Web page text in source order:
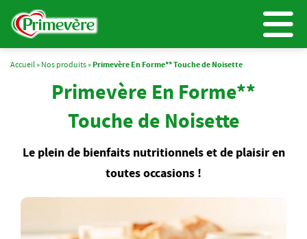
Accueil» Nos produits» Primevère En Forme** Touche de Noisette
Primevère En Forme**
Touche de Noisette
Le plein de bienfaits nutritionnels et de plaisir en
toutes occasions !